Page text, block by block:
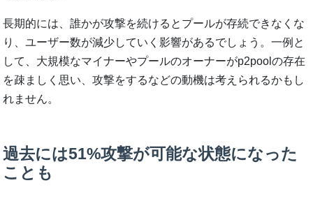
長期的には、誰かが攻撃を続けるとプールが存続できなくな
り、ユーザー数が減少していく影響があるでしょう。一例と
して、大規模なマイナーやプールのオーナーがp2poolの存在
を疎ましく思い、攻撃をするなどの動機は考えられるかもし
れません。
過去には51%攻撃が可能な状態になった
ことも